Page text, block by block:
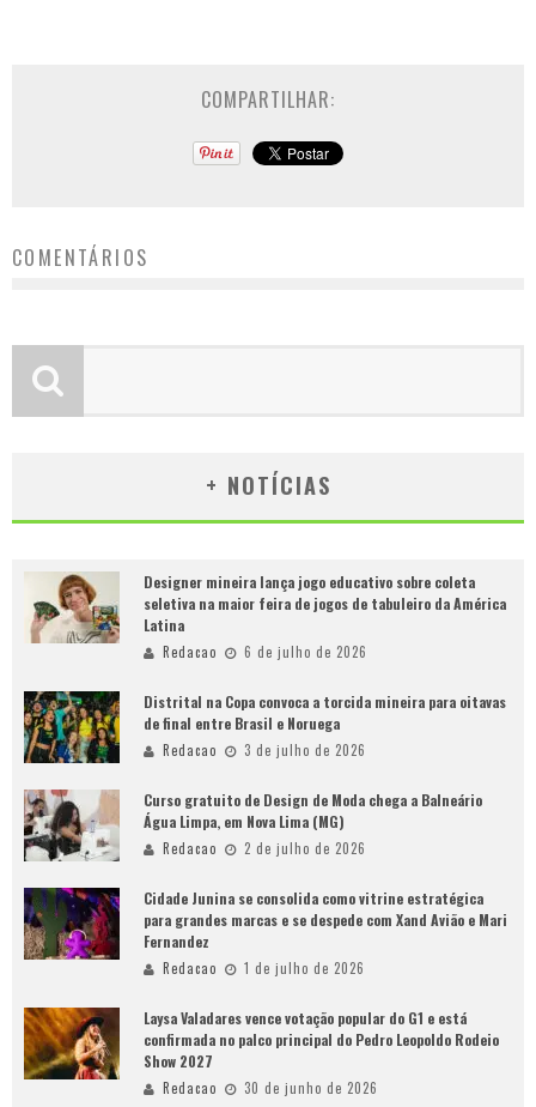
COMPARTILHAR:
COMENTÁRIOS
+ NOTÍCIAS
Designer mineira lança jogo educativo sobre coleta
seletiva na maior feira de jogos de tabuleiro da América
Latina
Redacao 6 de julho de 2026
Distrital na Copa convoca a torcida mineira para oitavas
de final entre Brasil e Noruega
Redacao 3 de julho de 2026
Curso gratuito de Design de Moda chega a Balneário
Água Limpa, em Nova Lima (MG)
Redacao 2 de julho de 2026
Cidade Junina se consolida como vitrine estratégica
para grandes marcas e se despede com Xand Avião e Mari
Fernandez
Redacao 1 de julho de 2026
Laysa Valadares vence votação popular do G1 e está
confirmada no palco principal do Pedro Leopoldo Rodeio
Show 2027
Redacao 30 de junho de 2026